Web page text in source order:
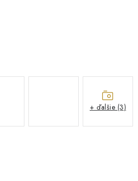
+ ďalšie (3)